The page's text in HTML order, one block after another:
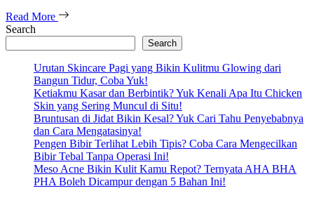
Read More
Search
Search
Urutan Skincare Pagi yang Bikin Kulitmu Glowing dari
Bangun Tidur, Coba Yuk!
Ketiakmu Kasar dan Berbintik? Yuk Kenali Apa Itu Chicken
Skin yang Sering Muncul di Situ!
Bruntusan di Jidat Bikin Kesal? Yuk Cari Tahu Penyebabnya
dan Cara Mengatasinya!
Pengen Bibir Terlihat Lebih Tipis? Coba Cara Mengecilkan
Bibir Tebal Tanpa Operasi Ini!
Meso Acne Bikin Kulit Kamu Repot? Ternyata AHA BHA
PHA Boleh Dicampur dengan 5 Bahan Ini!